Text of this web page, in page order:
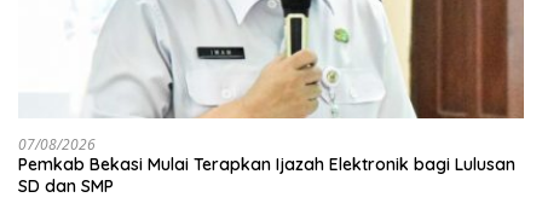
07/08/2026
Pemkab Bekasi Mulai Terapkan Ijazah Elektronik bagi Lulusan
SD dan SMP